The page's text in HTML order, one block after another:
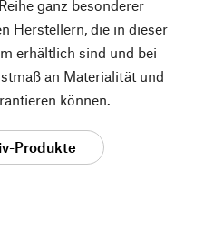
ganz besonderer
Herstellern, die in dieser
erhältlich sind und bei
an Materialität und
können.
Produkte